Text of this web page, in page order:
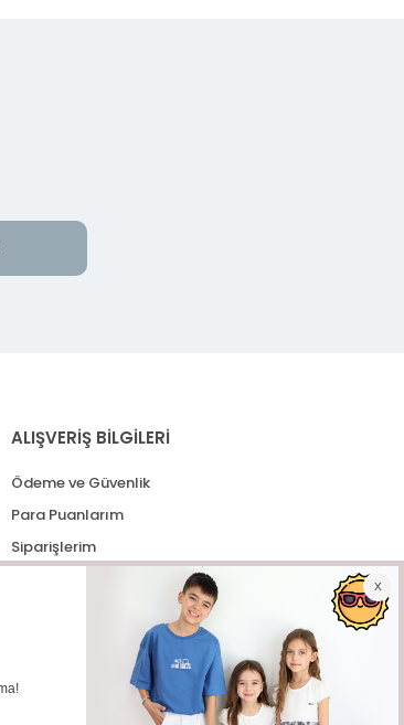
ALIŞVERİŞ BİLGİLERİ
Ödeme ve Güvenlik
Para Puanlarım
Siparişlerim